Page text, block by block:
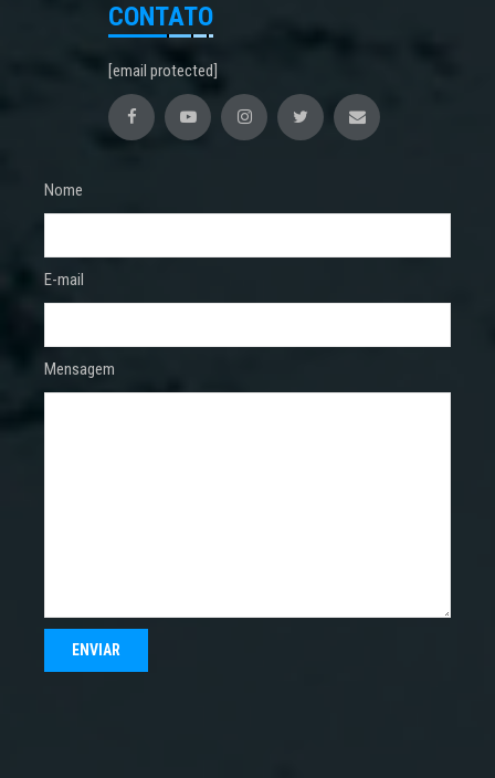
CONTATO
[email protected]
Nome
E-mail
Mensagem